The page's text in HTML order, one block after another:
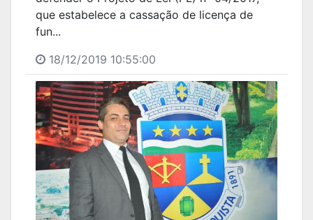
que estabelece a cassação de licença de
fun...
18/12/2019 10:55:00